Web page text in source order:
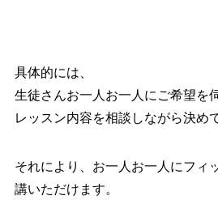
具体的には、
生徒さんお一人お一人にご希望を
レッスン内容を相談しながら決め
それにより、お一人お一人にフィ
講いただけます。